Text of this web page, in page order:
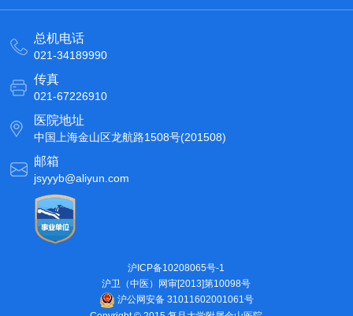
总机电话
021-34189990
传真
021-67226910
医院地址
中国上海金山区龙航路1508号(201508)
邮箱
jsyyyb@aliyun.com
沪ICP备10208065号-1
沪卫（中医）网审[2013]第10098号
沪公网安备 31011602001061号